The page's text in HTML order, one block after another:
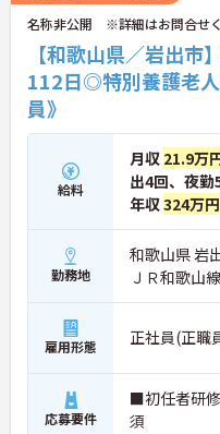
名称非公開 ※詳細はお問合せ
【和歌山県／岩出
112日◎特別養護老
員》
給料
月収 21.9万
出4回、夜勤
年収324万
勤務地
和歌山県 岩
ＪＲ和歌山線
雇用形態 正社員(正職
応募要件
■初任者研
須